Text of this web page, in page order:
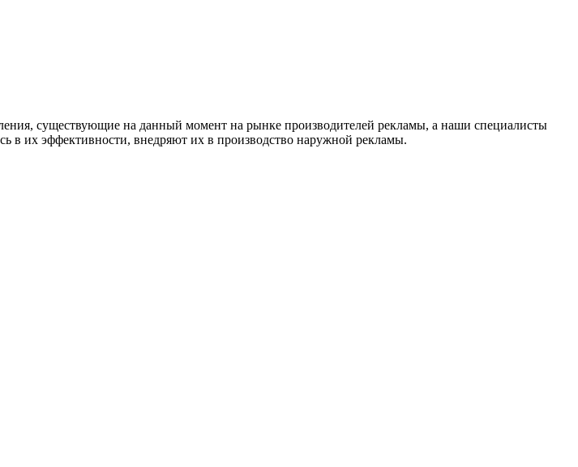
существующие на данный момент на рынке производителей рекламы, а наши специалисты
в их эффективности, внедряют их в производство наружной рекламы.